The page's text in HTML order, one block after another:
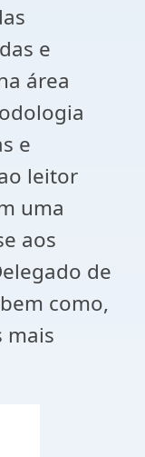
e
área
e
leitor
uma
aos
de
como,
mais